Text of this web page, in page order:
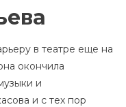
в театре еще на
окончила
и
и с тех пор